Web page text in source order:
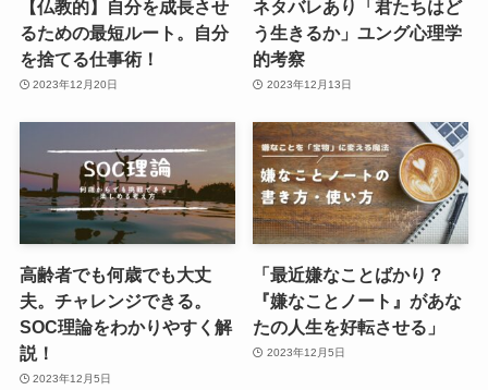
【仏教的】自分を成長させ
るための最短ルート。自分
を捨てる仕事術！
2023年12月20日
ネタバレあり「君たちはど
う生きるか」ユング心理学
的考察
2023年12月13日
高齢者でも何歳でも大丈
夫。チャレンジできる。
SOC理論をわかりやすく解
説！
2023年12月5日
「最近嫌なことばかり？
『嫌なことノート』があな
たの人生を好転させる」
2023年12月5日